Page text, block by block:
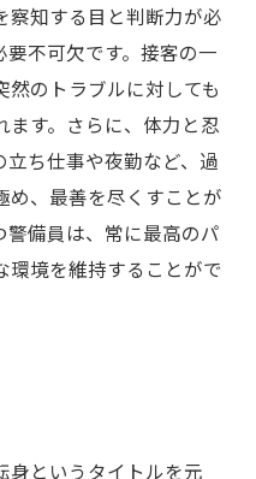
察知する目と判断力が必
不可欠です。接客の一
のトラブルに対しても
ます。さらに、体力と忍
ち仕事や夜勤など、過
め、最善を尽くすことが
備員は、常に最高のパ
環境を維持することがで
身というタイトルを元